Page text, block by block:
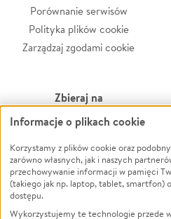
Porównanie serwisów
Polityka plików cookie
Zarządzaj zgodami cookie
Zbieraj na
Leczenie
Zwierzęta
Pożar
Ukraina
Informacje o plikach cookie
Korzystamy z plików cookie oraz
zarówno własnych, jak i naszych
przechowywanie informacji w pamięci
(takiego jak np. laptop, tablet, smartfon)
dostępu.
Wykorzystujemy te technologie przede